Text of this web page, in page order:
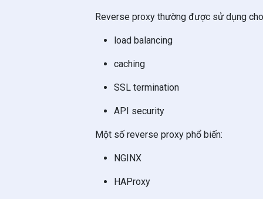
Reverse proxy thường được sử dụng
load balancing
caching
SSL termination
API security
Một số reverse proxy phổ biến:
NGINX
HAProxy